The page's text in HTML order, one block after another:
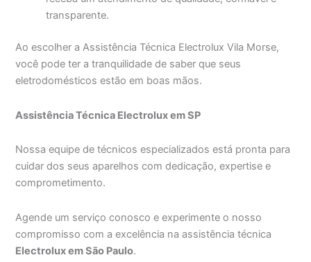
transparente.
Ao escolher a Assistência Técnica Electrolux Vila Morse,
você pode ter a tranquilidade de saber que seus
eletrodomésticos estão em boas mãos.
Assistência Técnica Electrolux em SP
Nossa equipe de técnicos especializados está pronta para
cuidar dos seus aparelhos com dedicação, expertise e
comprometimento.
Agende um serviço conosco e experimente o nosso
compromisso com a excelência na assistência técnica
Electrolux em São Paulo.